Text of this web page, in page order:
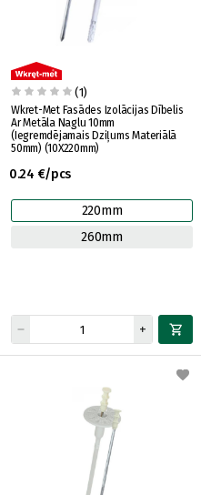
(1)
Wkret-Met Fasādes Izolācijas Dībelis
Ar Metāla Naglu 10mm
(Iegremdējamais Dziļums Materiālā
50mm) (10X220mm)
0.24 €/pcs
220mm
260mm